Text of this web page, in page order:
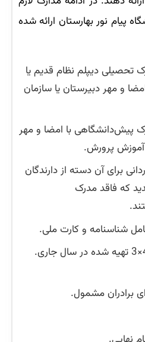
پیام نور بهارستان ارائه شده
تحصیلی دیپلم نظام قدیم یا
و مهر دبیرستان یا سازمان
پیش‌دانشگاهی با امضا و مهر
آموزش پرورش.
برای آن دسته از دارندگان
كه فاقد مدرک
شش قطعه عكس 4×3 تهیه شده در سال جاری.
برادران مشمول.